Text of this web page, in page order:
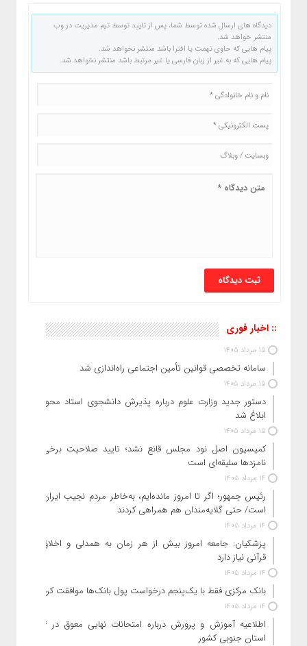
دیدگاه های ارسال شده توسط شما، پس از تایید توسط تیم مدیریت در وب
منتشر خواهد شد.
پیام هایی که حاوی تهمت یا افترا باشد منتشر نخواهد شد.
پیام هایی که به غیر از زبان فارسی یا غیر مرتبط باشد منتشر نخواهد شد.
:: اخبار فوری
15 مرداد 1405
سامانه تخصصی قوانین تأمین اجتماعی راه‌اندازی شد
15 مرداد 1405
دستور جدید وزارت علوم درباره پذیرش دانشجوی استاد محور
ابلاغ شد
15 مرداد 1405
کمیسیون اصل نود مجلس قانع نشد؛ تایید صلاحیت برخی
نامزدها سلیقه‌ای است
14 مرداد 1405
رئیس‌ جمهور؛ اگر تا امروز مانده‌ایم، به‌خاطر مردم نجیب ایران
است/ حتی گلایه‌مندان هم همراهی کردند
14 مرداد 1405
پزشکیان: جامعه امروز بیش از هر زمان به همدلی و اخلاق
قرآنی نیاز دارد
14 مرداد 1405
بانک مرکزی فقط با یک‌‎پنجم درخواست پول بانک‌ها موافقت کرد
14 مرداد 1405
اطلاعیه آموزش و پرورش درباره امتحانات نهایی معوق در ۴
استان جنوبی کشور